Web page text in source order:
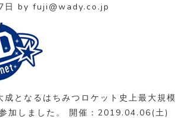
日 by fuji@wady.co.jp
となるはちみつロケット史上最大規模
加しました。 開催：2019.04.06(土)